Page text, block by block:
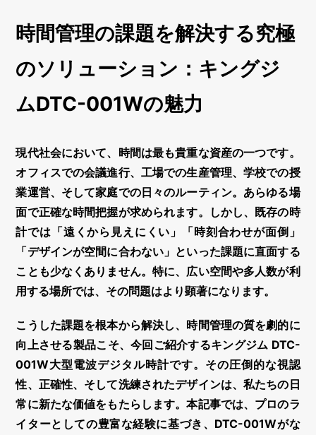
時間管理の課題を解決する究極
のソリューション：キングジ
ムDTC-001Wの魅力
現代社会において、時間は最も貴重な資産の一つです。
オフィスでの会議進行、工場での生産管理、学校での授
業運営、そして家庭での日々のルーティン。あらゆる場
面で正確な時間把握が求められます。しかし、既存の時
計では「遠くから見えにくい」「時刻合わせが面倒」
「デザインが空間に合わない」といった課題に直面する
ことも少なくありません。特に、広い空間や多人数が利
用する場所では、その問題はより顕著になります。
こうした課題を根本から解決し、時間管理の質を劇的に
向上させる製品こそ、今回ご紹介するキングジム DTC-
001W大型電波デジタル時計です。その圧倒的な視認
性、正確性、そして洗練されたデザインは、私たちの日
常に新たな価値をもたらします。本記事では、プロのラ
イターとしての豊富な経験に基づき、DTC-001Wがな